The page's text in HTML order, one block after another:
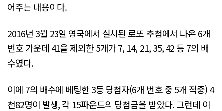
어주는 내용이다.
2016년 3월 23일 영국에서 실시된 로또 추첨에서 나온 6개
번호 가운데 41을 제외한 5개가 7, 14, 21, 35, 42 등 7의 배
수였다.
이에 7의 배수에 베팅한 3등 당첨자(6개 번호 중 5개 적중) 4
천82명이 발생, 각 15파운드의 당첨금을 받았다. 그런데 이